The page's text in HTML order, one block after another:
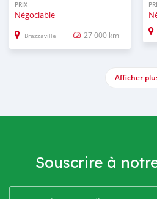
PRIX
Négociable
Brazzaville 27 000 km
Afficher
Souscrire à